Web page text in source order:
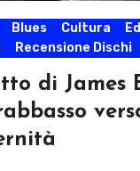
Blues Cultura
Recensione Dischi
di James